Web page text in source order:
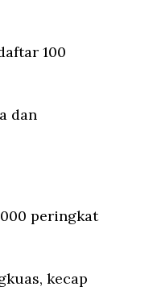
100
dan
peringkat
kecap